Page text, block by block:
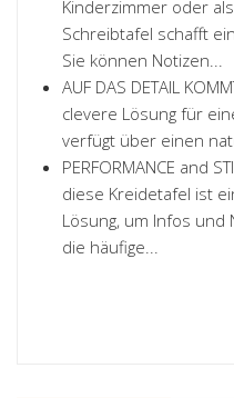
Kinderzimmer oder
Schreibtafel schafft
Sie können Notizen...
AUF DAS DETAIL
clevere Lösung für
verfügt über einen
PERFORMANCE and
diese Kreidetafel ist
Lösung, um Infos
die häufige...